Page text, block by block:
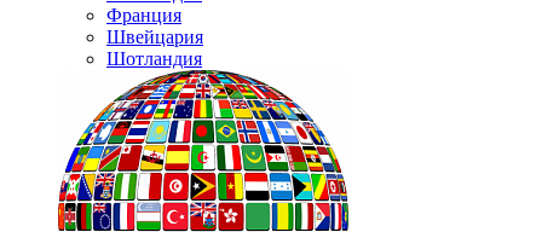
Франция
Швейцария
Шотландия